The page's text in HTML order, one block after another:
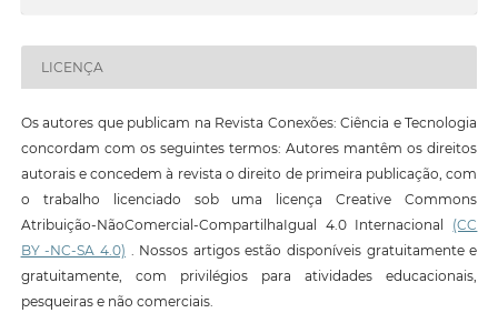
LICENÇA
Os autores que publicam na Revista Conexões: Ciência e Tecnologia
concordam com os seguintes termos: Autores mantêm os direitos
autorais e concedem à revista o direito de primeira publicação, com
o trabalho licenciado sob uma licença Creative Commons
Atribuição-NãoComercial-CompartilhaIgual 4.0 Internacional (CC
BY -NC-SA 4.0) . Nossos artigos estão disponíveis gratuitamente e
gratuitamente, com privilégios para atividades educacionais,
pesqueiras e não comerciais.